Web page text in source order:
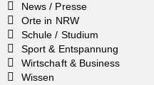
News / Presse
Orte in NRW
Schule / Studium
Sport & Entspannung
Wirtschaft & Business
Wissen